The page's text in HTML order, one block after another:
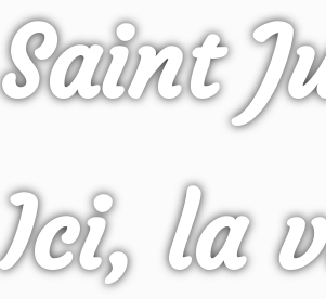
Saint
Ici, la